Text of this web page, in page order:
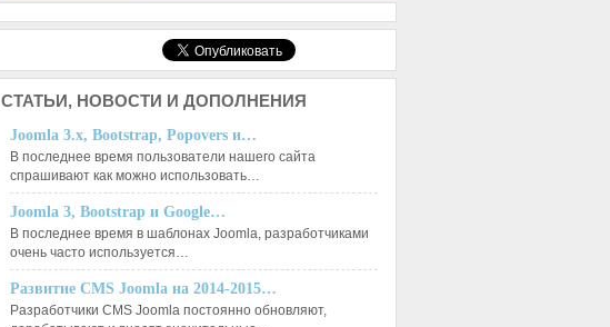
СТАТЬИ, НОВОСТИ И ДОПОЛНЕНИЯ
Joomla 3.x, Bootstrap, Popovers и…
В последнее время пользователи нашего сайта
спрашивают как можно использовать…
Joomla 3, Bootstrap и Google…
В последнее время в шаблонах Joomla, разработчиками
очень часто используется…
Развитие CMS Joomla на 2014-2015…
Разработчики CMS Joomla постоянно обновляют,